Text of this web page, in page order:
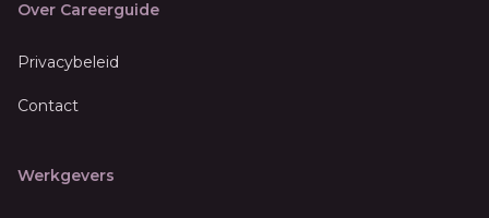
Over Careerguide
Privacybeleid
Contact
Werkgevers